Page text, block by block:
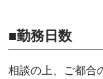
■勤務日数
相談の上、ご都合